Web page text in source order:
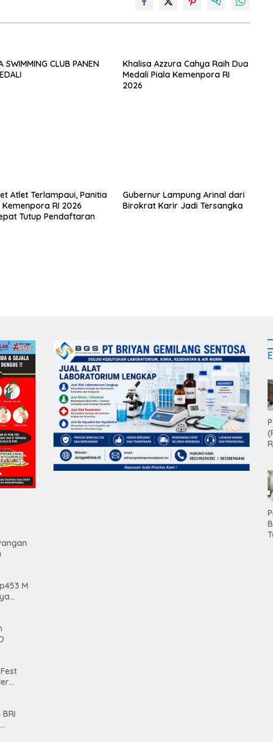
SWIMMING CLUB PANEN
Khalisa Azzura Cahya Raih Dua
Medali Piala Kemenpora RI
2026
Atlet Terlampaui, Panitia
Kemenpora RI 2026
Tutup Pendaftaran
Gubernur Lampung Arinal dari
Birokrat Karir Jadi Tersangka
M